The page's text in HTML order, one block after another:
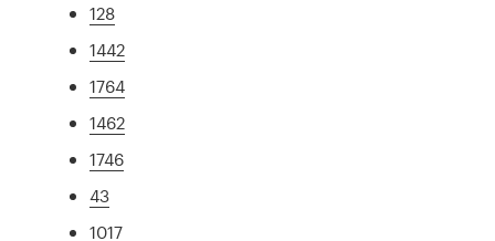
128
1442
1764
1462
1746
43
1017